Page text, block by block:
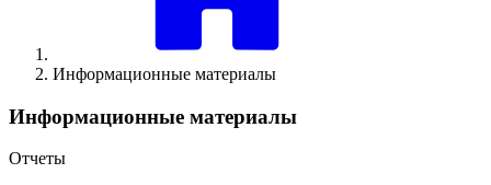
Информационные материалы
Информационные материалы
Отчеты